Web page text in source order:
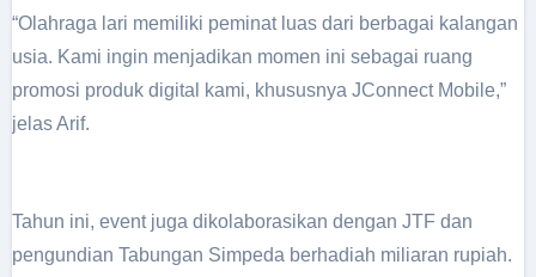
“Olahraga lari memiliki peminat luas dari berbagai kalangan
usia. Kami ingin menjadikan momen ini sebagai ruang
promosi produk digital kami, khususnya JConnect Mobile,”
jelas Arif.
Tahun ini, event juga dikolaborasikan dengan JTF dan
pengundian Tabungan Simpeda berhadiah miliaran rupiah.